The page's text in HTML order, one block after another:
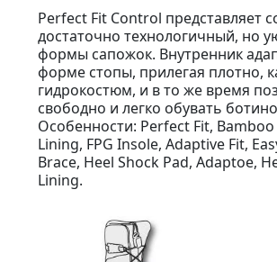
Perfect Fit Control представляет
достаточно технологичный, но
формы сапожок. Внутренник
форме стопы, прилегая плотно,
гидрокостюм, и в то же время
свободно и легко обувать
Особенности: Perfect Fit,
Lining, FPG Insole, Adaptive Fit,
Brace, Heel Shock Pad, Adaptoe,
Lining.